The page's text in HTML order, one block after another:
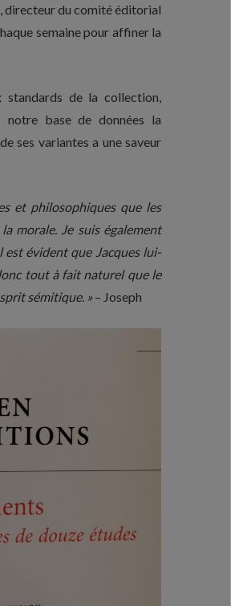
directeur du comité éditorial
semaine pour affiner la
de la collection,
notre base de données la
ses variantes a une saveur
et philosophiques que les
morale. Je suis également
est évident que Jacques lui-
tout à fait naturel que le
sémitique. » – Joseph